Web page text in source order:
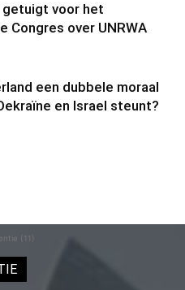
getuigt voor het
Congres over UNRWA
een dubbele moraal
en Israel steunt?
(11)